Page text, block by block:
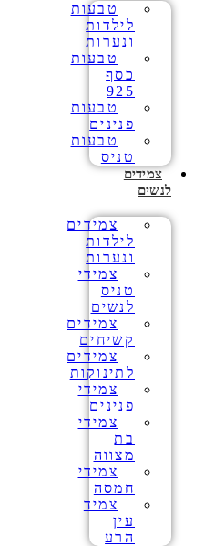
טבעות
לילדות
ונערות
טבעות
כסף
925
טבעות
פנינים
טבעות
טניס
צמידים
לנשים
צמידים
לילדות
ונערות
צמידי
טניס
לנשים
צמידים
קשיחים
צמידים
לתינוקות
צמידי
פנינים
צמידי
בת
מצווה
צמידי
חמסה
צמיד
עין
הרע